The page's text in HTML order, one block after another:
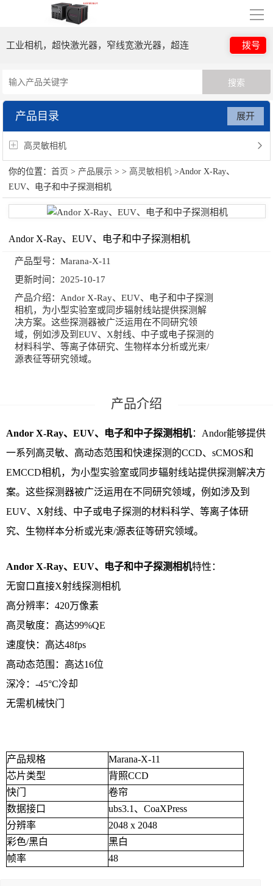
导
网站首页
关于我们
公司简介
产品展示
高灵敏相机
行业应用
视频展示
公司新闻 技术文章
联系我们
工业相机，超快激光器，窄线宽激光器，超连
续谱光源，光子晶体光纤
拨号
产品目录
高灵敏相机
展开
你的位置：首页 > 产品展示 > > 高灵敏相机 >Andor X-Ray、
EUV、电子和中子探测相机
Andor X-Ray、EUV、电子和中子探测相机
产品型号： Marana-X-11
更新时间： 2025-10-17
产品介绍： Andor X-Ray、EUV、电子和中子探测
相机，为小型实验室或同步辐射线站提供探测解
决方案。这些探测器被广泛运用在不同研究领
域，例如涉及到EUV、X射线、中子或电子探测的
材料科学、等离子体研究、生物样本分析或光束/
源表征等研究领域。
Andor X-Ray、EUV、电子和中子探测相机：Andor能够提供
一系列高灵敏、高动态范围和快速探测的CCD、sCMOS和
EMCCD相机，为小型实验室或同步辐射线站提供探测解决方
案。这些探测器被广泛运用在不同研究领域，例如涉及到
EUV、X射线、中子或电子探测的材料科学、等离子体研
究、生物样本分析或光束/源表征等研究领域。
Andor X-Ray、EUV、电子和中子探测相机特性：
无窗口直接X射线探测相机
高分辨率：420万像素
高灵敏度：高达99%QE
速度快：高达48fps
高动态范围：高达16位
深冷：-45°C冷却
无需机械快门
产品规格
Marana-X-11
芯片类型
背照CCD
快门
卷帘
数据接口
ubs3.1、CoaXPress
分辨率
2048 x 2048
彩色/黑白
黑白
帧率
48